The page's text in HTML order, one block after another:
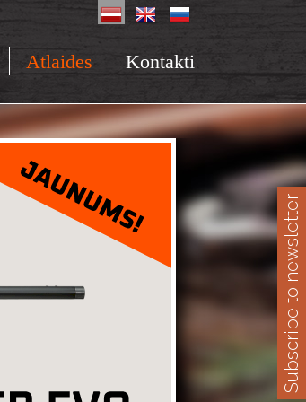
Atlaides Kontakti
Subscribe to newsletter